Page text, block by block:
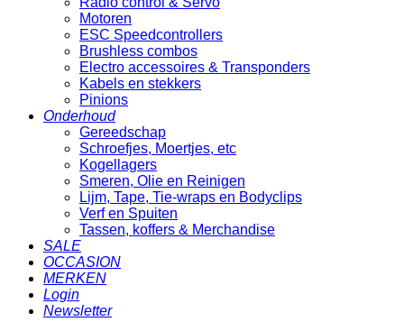
Motoren
ESC Speedcontrollers
Brushless combos
Electro accessoires & Transponders
Kabels en stekkers
Pinions
Onderhoud
Gereedschap
Schroefjes, Moertjes, etc
Kogellagers
Smeren, Olie en Reinigen
Lijm, Tape, Tie-wraps en Bodyclips
Verf en Spuiten
Tassen, koffers & Merchandise
SALE
OCCASION
MERKEN
Login
Newsletter